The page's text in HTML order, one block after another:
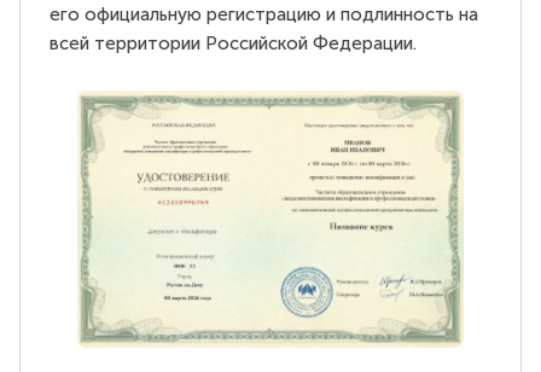
его официальную регистрацию и подлинность на
всей территории Российской Федерации.